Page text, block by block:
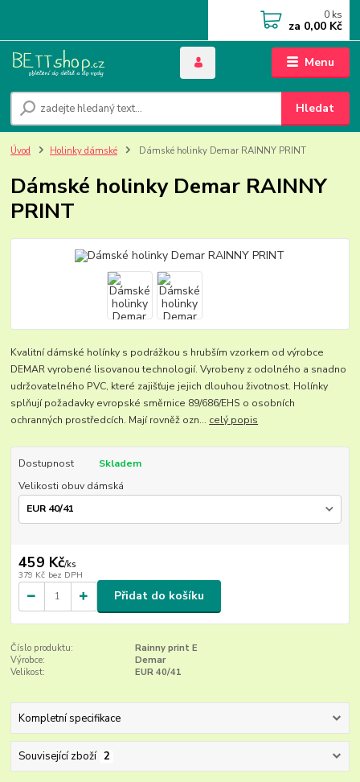
Menu
Hledat
0 ks
za 0,00 Kč
Úvod Holinky dámské Dámské holinky Demar RAINNY PRINT
Dámské holinky Demar RAINNY
PRINT
Kvalitní dámské holínky s podrážkou s hrubším vzorkem od výrobce
DEMAR vyrobené lisovanou technologií. Vyrobeny z odolného a snadno
udržovatelného PVC, které zajišťuje jejich dlouhou životnost. Holínky
splňují požadavky evropské směrnice 89/686/EHS o osobních
ochranných prostředcích. Mají rovněž ozn... celý popis
Dostupnost
Skladem
Velikosti obuv dámská
459 Kč/ks
379 Kč bez DPH
Přidat do košíku
Číslo produktu:
Rainny print E
Výrobce:
Demar
Velikost:
EUR 40/41
Kompletní specifikace
Související zboží 2